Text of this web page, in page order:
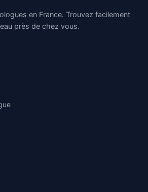
en France. Trouvez facilement
près de chez vous.